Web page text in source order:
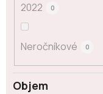
2022 0
Neročníkové 0
Objem